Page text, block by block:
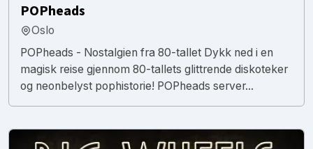
POPheads
Oslo
POPheads - Nostalgien fra 80-tallet Dykk ned i en
magisk reise gjennom 80-tallets glittrende diskoteker
og neonbelyst pophistorie! POPheads server...